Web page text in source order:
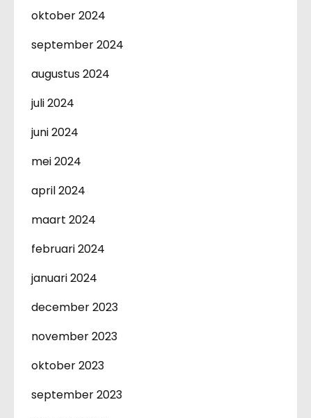
oktober 2024
september 2024
augustus 2024
juli 2024
juni 2024
mei 2024
april 2024
maart 2024
februari 2024
januari 2024
december 2023
november 2023
oktober 2023
september 2023